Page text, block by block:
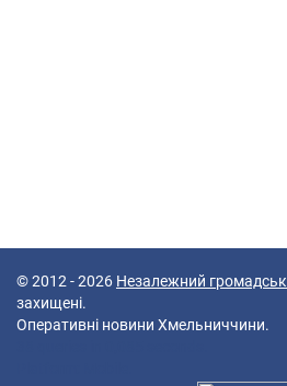
© 2012 - 2026 Незалежний
захищені.
Оперативні новини Хмельниччини.